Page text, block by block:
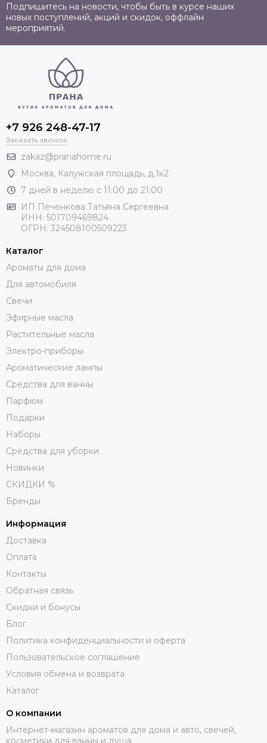
Подпишитесь на новости, чтобы быть в курсе наших
новых поступлений, акций и скидок, оффлайн
мероприятий.
+7 926 248-47-17
Заказать звонок
zakaz@pranahome.ru
Москва, Калужская площадь, д.1к2
7 дней в неделю с 11:00 до 21:00
ИП Печенкова Татьяна Сергеевна
ИНН: 501709469824
ОГРН: 324508100509223
Каталог
Ароматы для дома
Для автомобиля
Свечи
Эфирные масла
Растительные масла
Электро-приборы
Ароматические лампы
Средства для ванны
Парфюм
Подарки
Наборы
Средства для уборки
Новинки
СКИДКИ %
Бренды
Информация
Доставка
Оплата
Контакты
Обратная связь
Скидки и бонусы
Блог
Политика конфиденциальности и оферта
Пользовательское соглашение
Условия обмена и возврата
Каталог
О компании
Интернет-магазин ароматов для дома и авто, свечей,
косметики для ванны и душа.